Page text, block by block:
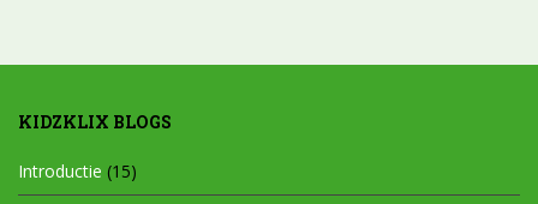
KIDZKLIX BLOGS
Introductie (15)